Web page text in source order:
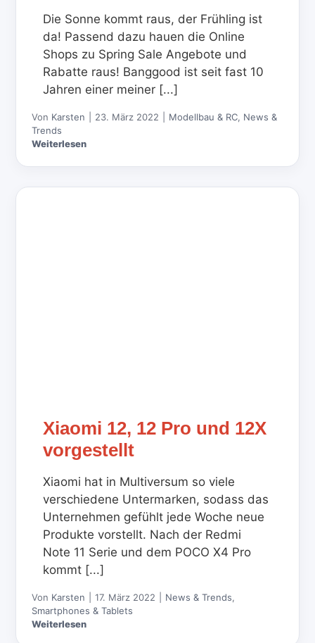
Die Sonne kommt raus, der Frühling ist
da! Passend dazu hauen die Online
Shops zu Spring Sale Angebote und
Rabatte raus! Banggood ist seit fast 10
Jahren einer meiner [...]
Von Karsten 23. März 2022 Modellbau & RC, News &
Trends
Weiterlesen
Xiaomi 12, 12 Pro und 12X
vorgestellt
Xiaomi hat in Multiversum so viele
verschiedene Untermarken, sodass das
Unternehmen gefühlt jede Woche neue
Produkte vorstellt. Nach der Redmi
Note 11 Serie und dem POCO X4 Pro
kommt [...]
Von Karsten 17. März 2022 News & Trends,
Smartphones & Tablets
Weiterlesen